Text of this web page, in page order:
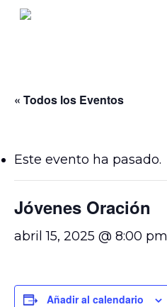
Skip
« Todos los Eventos
Este evento ha pasado.
Jóvenes Oración
abril 15, 2025 @ 8:00 pm
Añadir al calendario